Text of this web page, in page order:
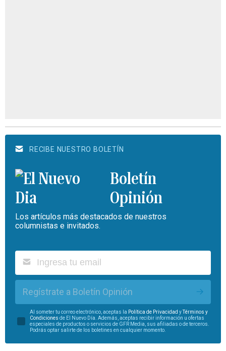
RECIBE NUESTRO BOLETÍN
Boletín
Opinión
Los artículos más destacados de nuestros
columnistas e invitados.
Regístrate a Boletín Opinión
Al someter tu correo electrónico, aceptas la Política de Privacidad yTérminos y
Condiciones de El Nuevo Día. Además, aceptas recibir información u ofertas
especiales de productos o servicios de GFR Media, sus afiliadas o de terceros.
Podrás optar salirte de los boletines en cualquier momento.